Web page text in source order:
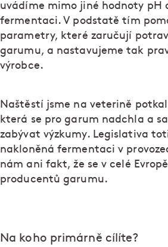
uvádíme mimo jiné hodnoty pH
fermentaci. V podstatě tím
parametry, které zaručují
garumu, a nastavujeme tak
výrobce.
Naštěstí jsme na veterině
která se pro garum nadchla a
zabývat výzkumy. Legislativa
nakloněná fermentaci v
nám ani fakt, že se v celé
producentů garumu.
Na koho primárně cílíte?